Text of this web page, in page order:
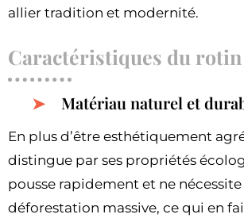
allier tradition et modernité.
Caractéristiques du rotin
Matériau naturel et
En plus d’être esthétiquement
distingue par ses propriétés
pousse rapidement et ne nécessite
déforestation massive, ce qui en